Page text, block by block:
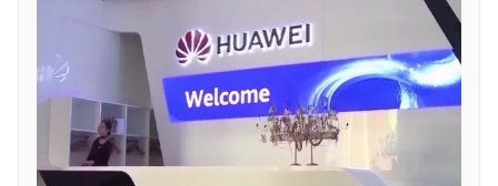
Vươn mình bằng AI
VTV8
Liên hệ tòa soạn English